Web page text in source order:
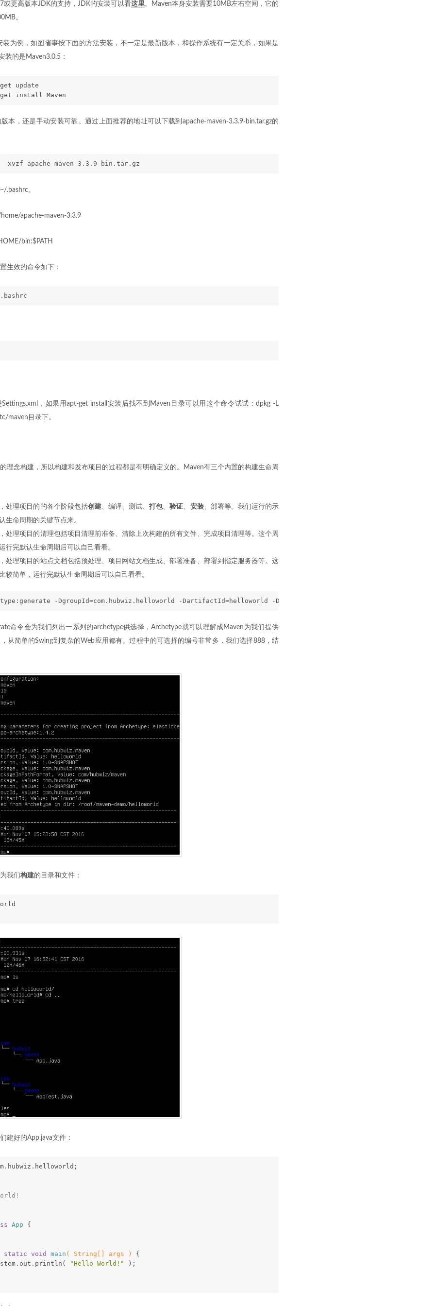
或更高版本JDK的支持，JDK的安装可以看这里。Maven本身安装需要10MB左右空间，它的
。
为例，如图省事按下面的方法安装，不一定是最新版本，和操作系统有一定关系，如果是
装的是Maven3.0.5：
update
install Maven
本，还是手动安装可靠。通过上面推荐的地址可以下载到apache-maven-3.3.9-bin.tar.gz的
apache-maven-3.3.9-bin.tar.gz
.bashrc。
apache-maven-3.3.9
bin:$PATH
生效的命令如下：
，如果用apt-get install安装后找不到Maven目录可以用这个命令试试：dpkg -L
maven目录下。
理念构建，所以构建和发布项目的过程都是有明确定义的。Maven有三个内置的构建生命周
处理项目的的各个阶段包括创建、编译、测试、打包、验证、 安装、部署等。我们运行的示
生命周期的关键节点来。
处理项目的清理包括项目清理前准备、清除上次构建的所有文件、完成项目清理等。这个周
行完默认生命周期后可以自己看看。
处理项目的站点文档包括预处理、项目网站文档生成、部署准备、部署到指定服务器等。这
较简单，运行完默认生命周期后可以自己看看。
-DgroupId=com.hubwiz.helloworld -DartifactId=helloworld -Dversion=1.0-SNAPSHOT
命令会为我们列出一系列的archetype供选择，Archetype就可以理解成Maven为我们提供
从简单的Swing到复杂的Web应用都有。过程中的可选择的编号非常多，我们选择888，结
我们 构建的目录和文件：
建好的App.java文件：
App {
static void main ( String[] args )
{
"Hello World!" );